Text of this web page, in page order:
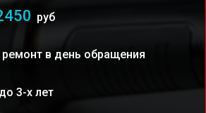
руб
ремонт в день обращения
3-х лет